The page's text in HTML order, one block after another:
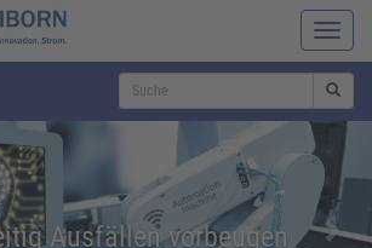
ein-/